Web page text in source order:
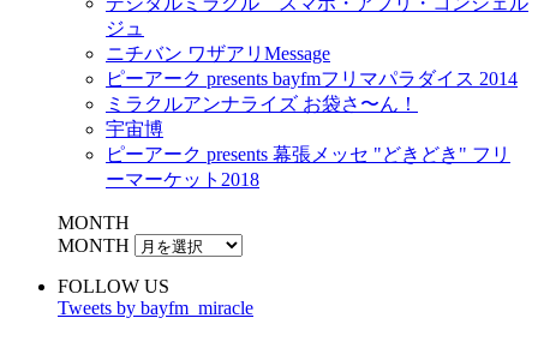
ジュ
ニチバン ワザアリMessage
ピーアーク presents bayfmフリマパラダイス 2014
ミラクルアンナライズ お袋さ〜ん！
宇宙博
ピーアーク presents 幕張メッセ "どきどき" フリ
ーマーケット2018
MONTH
MONTH
FOLLOW US
Tweets by bayfm_miracle